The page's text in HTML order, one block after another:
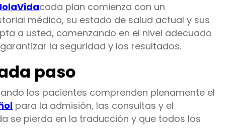
cada plan comienza con un
médico, su estado de salud actual y sus
a usted, comenzando en el nivel adecuado
la seguridad y los resultados.
paso
los pacientes comprenden plenamente el
para la admisión, las consultas y el
se pierda en la traducción y que todos los